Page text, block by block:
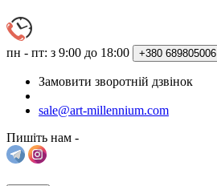
пн - пт: з 9:00 до 18:00 +380 689805006
Замовити зворотній дзвінок
sale@art-millennium.com
Пишіть нам -